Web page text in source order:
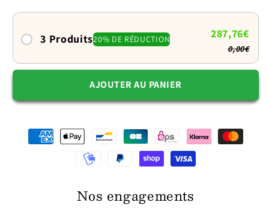
XL
vos
voyages
XL
vos
voyages
3 Produits20% DE RÉDUCTION 287,76€
0,00€
AJOUTER AU PANIER
Nos engagements